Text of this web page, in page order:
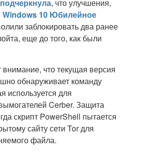
подчеркнула, что улучшения,
Windows 10 Юбилейное
заблокировать два ранее
еще до того, как были
что текущая версия
обнаруживает команду
используется для
Cerber. Защита
скрипт PowerShell пытается
сайту сети Tor для
файла.